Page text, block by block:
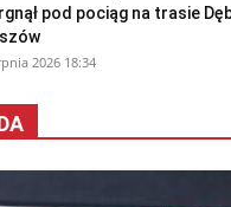
pod pociąg na trasie
2026 18:34